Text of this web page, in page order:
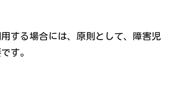
する場合には、原則として、障害児
す。